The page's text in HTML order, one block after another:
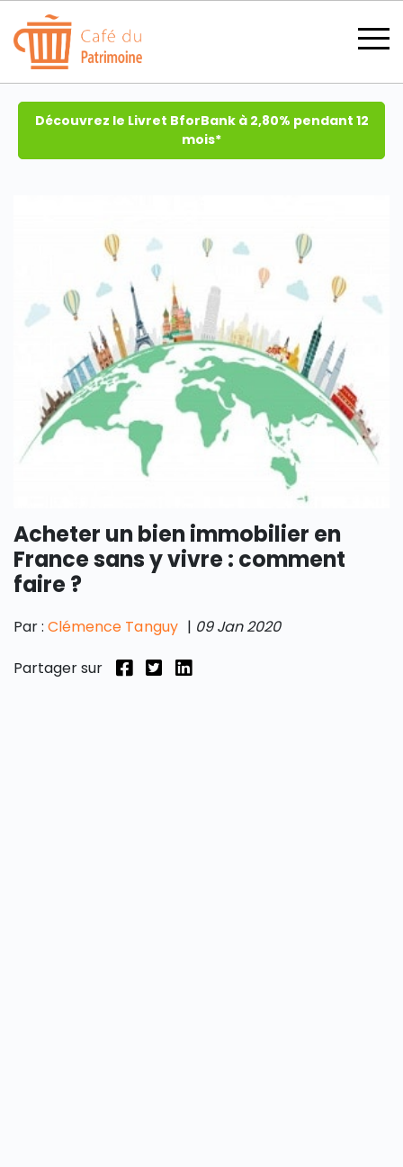
CATÉGORIES
TOUS LES THÈMES
Découvrez le Livret BforBank à 2,80% pendant 12
mois*
Acheter un bien immobilier en
France sans y vivre : comment
faire ?
Par :Clémence Tanguy | 09 Jan 2020
Partager sur